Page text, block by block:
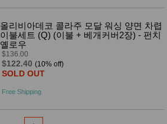
올리비아데코 콜라주 모달 워싱 양면 차렵
이불세트 (Q) (이불 + 베개커버2장) - 펀치
옐로우
$136.00
$122.40 (10% off)
SOLD OUT
Free Shipping